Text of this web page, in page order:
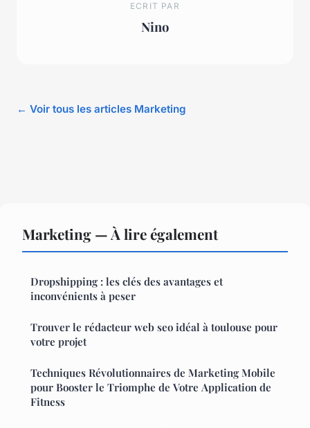
ECRIT PAR
Nino
← Voir tous les articles Marketing
Marketing — À lire également
Dropshipping : les clés des avantages et
inconvénients à peser
Trouver le rédacteur web seo idéal à toulouse pour
votre projet
Techniques Révolutionnaires de Marketing Mobile
pour Booster le Triomphe de Votre Application de
Fitness